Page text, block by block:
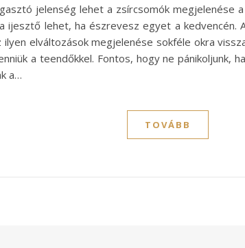
jelenség lehet a zsírcsomók megjelenése
ijesztő lehet, ha észrevesz egyet a kedvencén.
ilyen elváltozások megjelenése sokféle okra
a teendőkkel. Fontos, hogy ne pánikoljunk,
a…
TOVÁBB